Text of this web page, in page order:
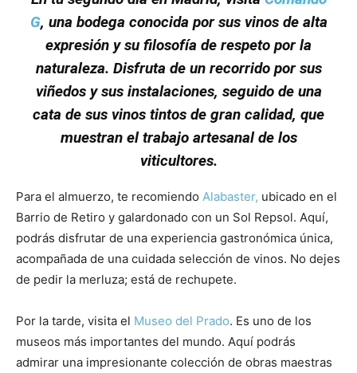
G, una bodega conocida por sus vinos de alta
expresión y su filosofía de respeto por la
naturaleza. Disfruta de un recorrido por sus
viñedos y sus instalaciones, seguido de una
cata de sus vinos tintos de gran calidad, que
muestran el trabajo artesanal de los
viticultores.
Para el almuerzo, te recomiendo Alabaster, ubicado en el
Barrio de Retiro y galardonado con un Sol Repsol. Aquí,
podrás disfrutar de una experiencia gastronómica única,
acompañada de una cuidada selección de vinos. No dejes
de pedir la merluza; está de rechupete.
Por la tarde, visita el Museo del Prado. Es uno de los
museos más importantes del mundo. Aquí podrás
admirar una impresionante colección de obras maestras